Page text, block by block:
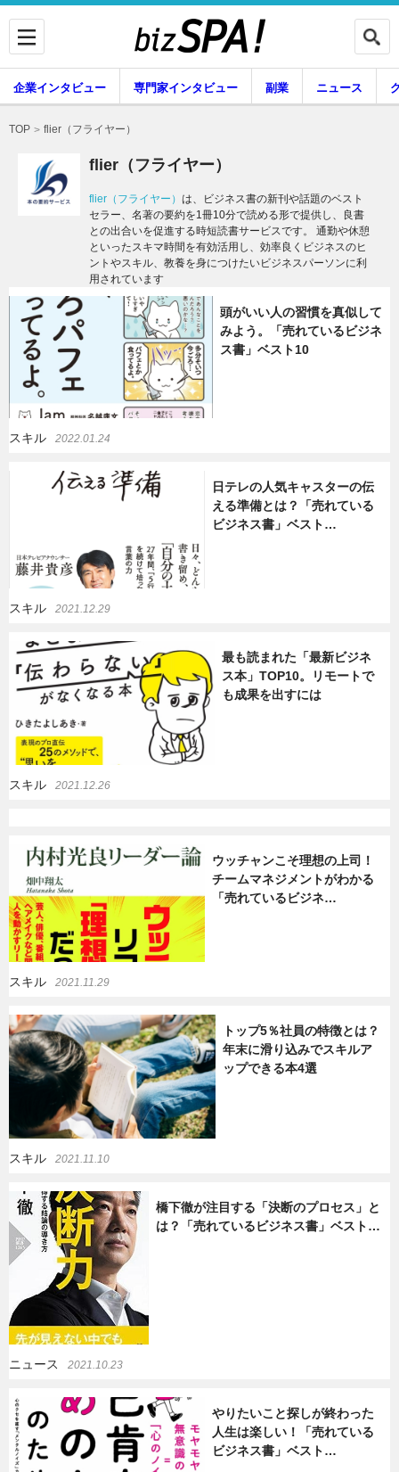
企業インタビュー 専門家インタビュー
暮らし
連載一覧
企業インタビュー 専門家インタビュー 副業 ニュース
暮らし エンタメ
TOP flier（フライヤー）
flier（フライヤー）
flier（フライヤー） は、ビジネス書の新刊や話題のベスト
セラー、名著の要約を1冊10分で読める形で提供し、良書
との出合いを促進する時短読書サービスです。 通勤や休憩
といったスキマ時間を有効活用し、効率良くビジネスのヒ
ントやスキル、教養を身につけたいビジネスパーソンに利
用されています
頭がいい人の習慣を真似して
みよう。「売れているビジネ
ス書」ベスト10
スキル 2022.01.24
日テレの人気キャスターの伝
える準備とは？「売れている
ビジネス書」ベスト…
スキル 2021.12.29
最も読まれた「最新ビジネ
ス本」TOP10。リモートで
も成果を出すには
スキル 2021.12.26
ウッチャンこそ理想の上司！
チームマネジメントがわかる
「売れているビジネ…
スキル 2021.11.29
トップ5％社員の特徴とは？
年末に滑り込みでスキルア
ップできる本4選
スキル 2021.11.10
橋下徹が注目する「決断のプロセス」と
は？「売れているビジネス書」ベスト…
ニュース 2021.10.23
やりたいこと探しが終わった
人生は楽しい！「売れている
ビジネス書」ベスト…